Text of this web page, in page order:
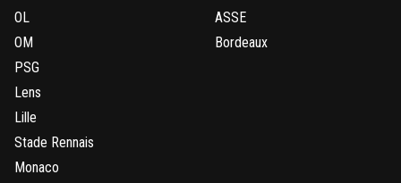
OL
OM
PSG
Lens
Lille
Stade Rennais
Monaco
ASSE
Bordeaux